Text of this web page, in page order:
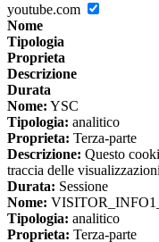
youtube.com
Nome
Tipologia
Proprieta
Descrizione
Durata
Nome: YSC
Tipologia: analitico
Proprieta: Terza-parte
Descrizione: Questo
traccia delle
Durata: Sessione
Nome:
Tipologia: analitico
Proprieta: Terza-parte